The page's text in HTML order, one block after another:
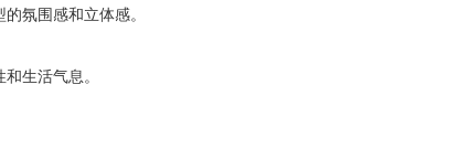
氛围感和立体感。
生活气息。